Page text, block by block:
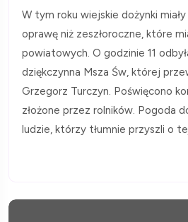
W tym roku wiejskie dożynki
oprawę niż zeszłoroczne, które
powiatowych. O godzinie 11
dziękczynna Msza Św, której
Grzegorz Turczyn. Poświęcono
złożone przez rolników. Pogoda
ludzie, którzy tłumnie przyszli o